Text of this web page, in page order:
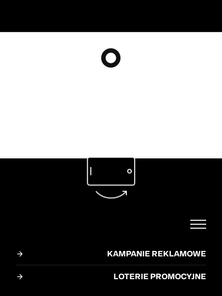
KAMPANIE REKLAMOWE
LOTERIE PROMOCYJNE